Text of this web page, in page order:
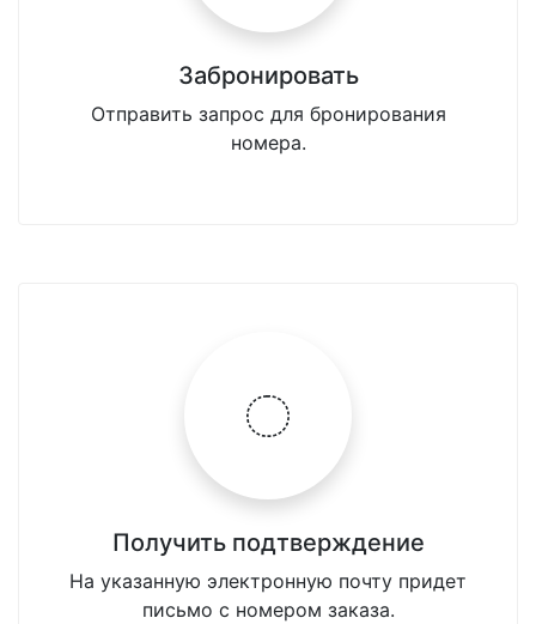
Забронировать
Отправить запрос для бронирования
номера.
Получить подтверждение
На указанную электронную почту придет
письмо с номером заказа.